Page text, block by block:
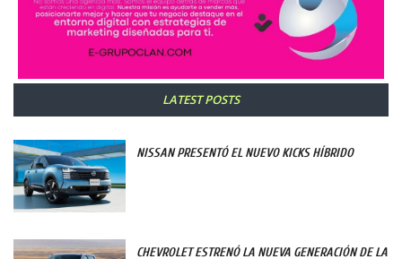
LATEST POSTS
NISSAN PRESENTÓ EL NUEVO KICKS HÍBRIDO
CHEVROLET ESTRENÓ LA NUEVA GENERACIÓN DE LA